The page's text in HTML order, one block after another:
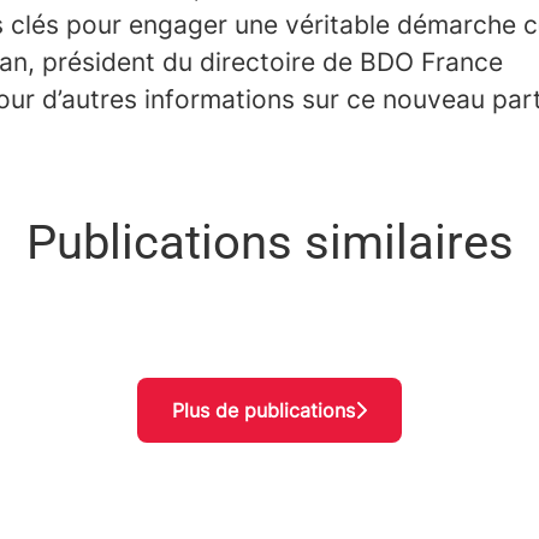
clés pour engager une véritable démarche
président du directoire de BDO France
d’autres informations sur ce nouveau
Publications similaires
des Chiffres : et si l'IA était la
Plus de publications